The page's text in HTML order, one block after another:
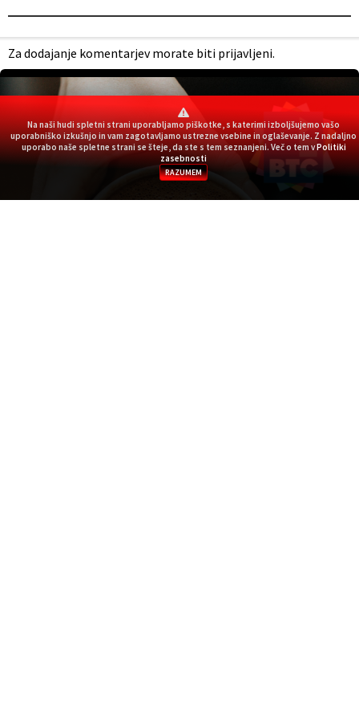
Na naši hudi spletni strani uporabljamo piškotke, s katerimi izboljšujemo vašo
uporabniško izkušnjo in vam zagotavljamo ustrezne vsebine in oglaševanje. Z nadaljno
uporabo naše spletne strani se šteje, da ste s tem seznanjeni. Več o tem vPolitiki
zasebnosti
RAZUMEM
Za dodajanje komentarjev morate biti prijavljeni.